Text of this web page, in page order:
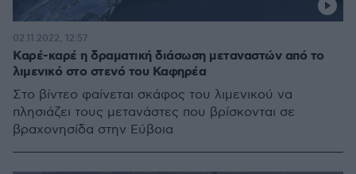
Καρέ-καρέ η δραματική διάσωση μεταναστών από το
λιμενικό στο στενό του Καφηρέα
Στο βίντεο φαίνεται σκάφος του λιμενικού να
πλησιάζει τους μετανάστες που βρίσκονται σε
βραχονησίδα στην Εύβοια
02.11.2022, 12:57